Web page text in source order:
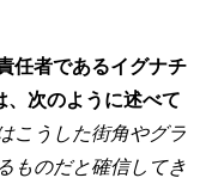
任者であるイグナチ
次のように述べて
こうした街角やグラ
ものだと確信してき